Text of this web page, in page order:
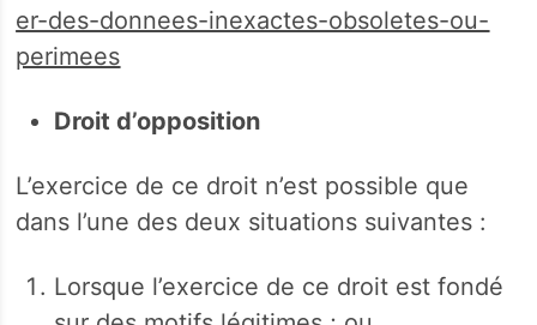
er-des-donnees-inexactes-obsoletes-ou-
perimees
Droit d’opposition
L’exercice de ce droit n’est possible que
dans l’une des deux situations suivantes :
Lorsque l’exercice de ce droit est fondé